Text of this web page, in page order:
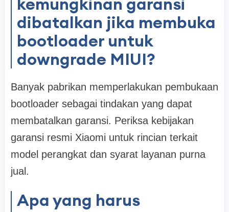
dibatalkan jika membuka
bootloader untuk
downgrade MIUI?
Banyak pabrikan memperlakukan pembukaan
bootloader sebagai tindakan yang dapat
membatalkan garansi. Periksa kebijakan
garansi resmi Xiaomi untuk rincian terkait
model perangkat dan syarat layanan purna
jual.
Apa yang harus